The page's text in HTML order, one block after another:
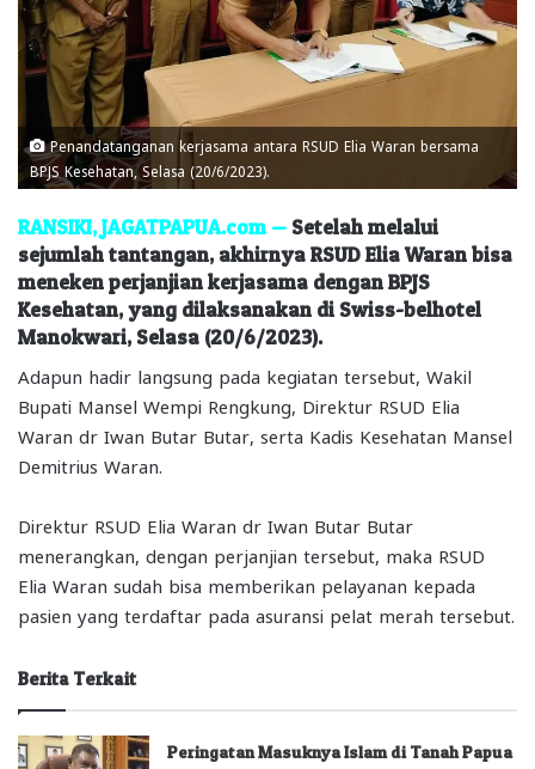
Penandatanganan kerjasama antara RSUD Elia Waran bersama
BPJS Kesehatan, Selasa (20/6/2023).
RANSIKI, JAGATPAPUA.com — Setelah melalui
sejumlah tantangan, akhirnya RSUD Elia Waran bisa
meneken perjanjian kerjasama dengan BPJS
Kesehatan, yang dilaksanakan di Swiss-belhotel
Manokwari, Selasa (20/6/2023).
Adapun hadir langsung pada kegiatan tersebut, Wakil
Bupati Mansel Wempi Rengkung, Direktur RSUD Elia
Waran dr Iwan Butar Butar, serta Kadis Kesehatan Mansel
Demitrius Waran.
Direktur RSUD Elia Waran dr Iwan Butar Butar
menerangkan, dengan perjanjian tersebut, maka RSUD
Elia Waran sudah bisa memberikan pelayanan kepada
pasien yang terdaftar pada asuransi pelat merah tersebut.
Berita Terkait
Peringatan Masuknya Islam di Tanah Papua